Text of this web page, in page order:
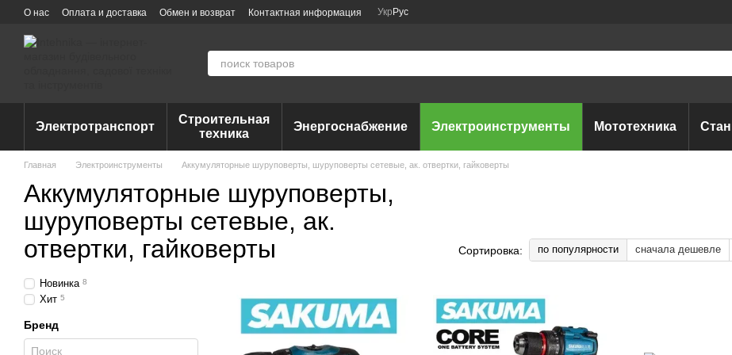
Перейти к основному контенту
О нас Оплата и доставка Обмен и возврат Контактная информация Укр Рус
Электротранспорт
Строительная
техника
Энергоснабжение Электроинструменты Мототехника
Главная Электроинструменты Аккумуляторные шуруповерты, шуруповерты сетевые, ак. отвертки, гайковерты
Аккумуляторные шуруповерты,
шуруповерты сетевые, ак.
отвертки, гайковерты
Сортировка: по популярности сначала дешевле
Новинка 8
Хит 5
Бренд